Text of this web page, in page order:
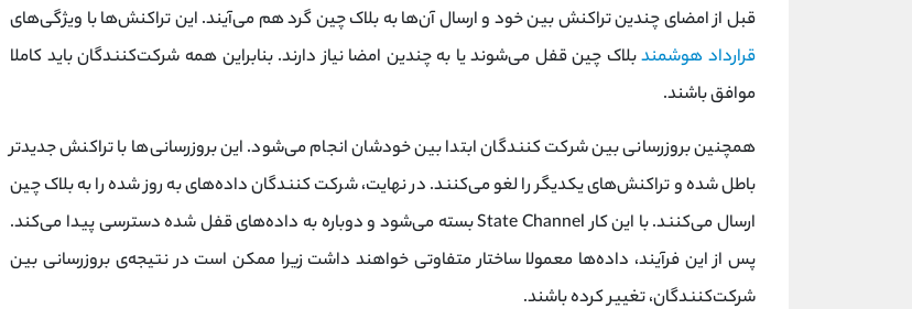
قبل از امضای چندین تراکنش بین خود و ارسال آن‌ها به بلاک چین گرد هم می‌آیند. این تراکنش‌ها با ویژگی‌های
قرارداد هوشمندبلاک چین قفل می‌شوند یا به چندین امضا نیاز دارند. بنابراین همه شرکت‌کنندگان باید کاملا
موافق باشند.
همچنین بروزرسانی بین شرکت کنندگان ابتدا بین خودشان انجام می‌شود. این بروزرسانی‌ها با تراکنش جدیدتر
باطل شده و تراکنش‌های یکدیگر را لغو می‌کنند. در نهایت، شرکت کنندگان داده‌های به روز شده را به بلاک چین
ارسال می‌کنند. با این کار State Channel بسته می‌شود و دوباره به داده‌های قفل شده دسترسی پیدا می‌کند.
پس از این فرآیند، داده‌ها معمولا ساختار متفاوتی خواهند داشت زیرا ممکن است در نتیجه‌ی بروزرسانی بین
شرکت‌کنندگان، تغییر کرده باشند.